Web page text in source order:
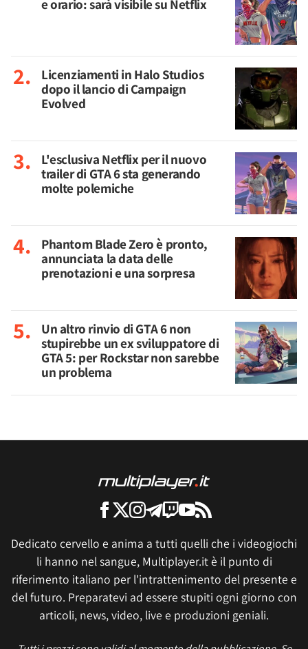
e orario: sarà visibile su Netflix
Licenziamenti in Halo Studios
dopo il lancio di Campaign
Evolved
L'esclusiva Netflix per il nuovo
trailer di GTA 6 sta generando
molte polemiche
Phantom Blade Zero è pronto,
annunciata la data delle
prenotazioni e una sorpresa
Un altro rinvio di GTA 6 non
stupirebbe un ex sviluppatore di
GTA 5: per Rockstar non sarebbe
un problema
Dedicato cervello e anima a tutti quelli che i videogiochi
li hanno nel sangue, Multiplayer.it è il punto di
riferimento italiano per l'intrattenimento del presente e
del futuro. Preparatevi ad essere stupiti ogni giorno con
articoli, news, video, live e produzioni geniali.